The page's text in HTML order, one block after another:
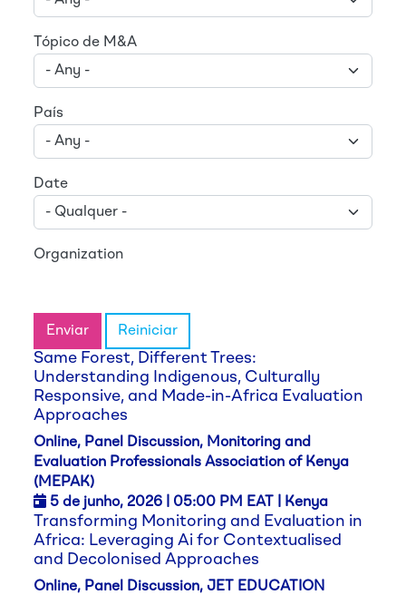
Tópico de M&A
País
Date
Organization
Enviar Reiniciar
Same Forest, Different Trees:
Understanding Indigenous, Culturally
Responsive, and Made-in-Africa Evaluation
Approaches
Online, Panel Discussion, Monitoring and
Evaluation Professionals Association of Kenya
(MEPAK)
5 de junho, 2026 | 05:00 PM EAT | Kenya
Transforming Monitoring and Evaluation in
Africa: Leveraging Ai for Contextualised
and Decolonised Approaches
Online, Panel Discussion, JET EDUCATION